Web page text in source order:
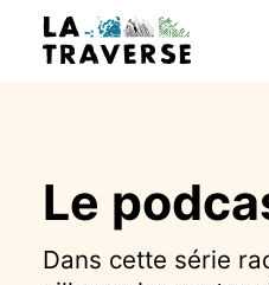
Le
Dans cette série